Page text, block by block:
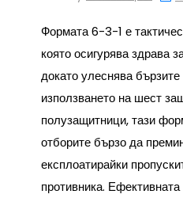
Формата 6-3-1 е
която осигурява здрава
докато улеснява
използването на шест
полузащитници, тази
отборите бързо да
експлоатирайки
противника.